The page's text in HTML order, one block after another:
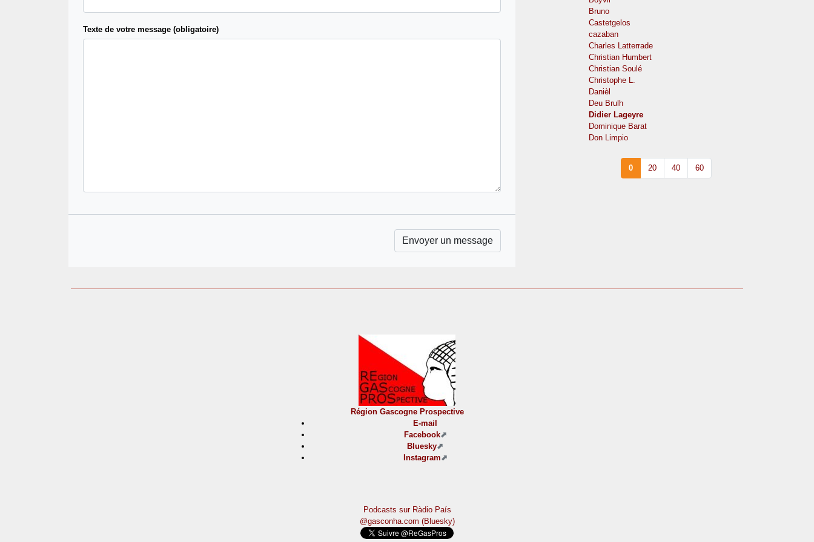
Texte de votre message (obligatoire)
Bruno
Castetgelos
cazaban
Charles Latterrade
Christian Humbert
Christian Soulé
Christophe L.
Danièl
Deu Brulh
Didier Lageyre
Dominique Barat
Don Limpio
0 20 40 60
Région Gascogne Prospective
E-mail
Facebook
Bluesky
Instagram
Podcasts sur Ràdio País
@gasconha.com (Bluesky)